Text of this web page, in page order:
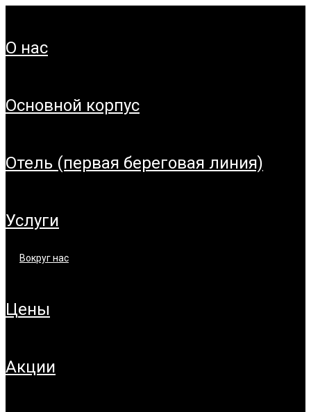
о нас
основной корпус
отель (первая береговая линия)
услуги
вокруг нас
цены
акции